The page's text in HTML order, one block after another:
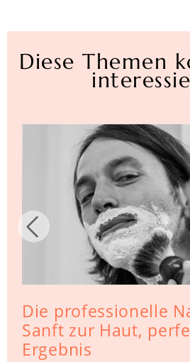
Diese Themen
Die professionelle
Sanft zur Haut,
Ergebnis